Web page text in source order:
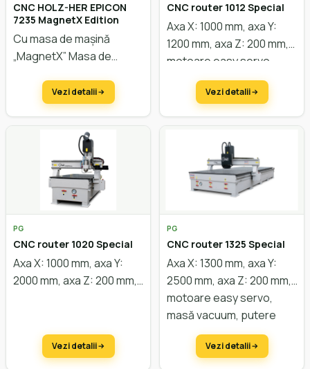
CNC HOLZ-HER EPICON
7235 MagnetX Edition
Cu masa de mașină
„MagnetX”Masa de
poziționează consolele și
ventuzele
Vezi detalii
CNC router 1012 Special
Axa X: 1000 mm, axa Y:
1200 mm, axa Z: 200 mm,
motoare easy servo,
masă T-nut, putere
motor 2,2kW.
Configurare la cerere.
Vezi detalii
PG
CNC router 1020 Special
Axa X: 1000 mm, axa Y:
2000 mm, axa Z: 200 mm,
motor 6 kW. Configurare
la cerereVezi detalii
PG
CNC router 1325 Special
Axa X: 1300 mm, axa Y:
2500 mm, axa Z: 200 mm,
motoare easy servo,
masă vacuum, putere
motor 6kW. Configurare
la cerereVezi detalii